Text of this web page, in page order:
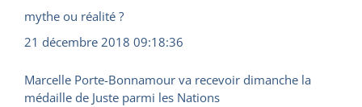
mythe ou réalité ?
21 décembre 2018 09:18:36
Marcelle Porte-Bonnamour va recevoir dimanche la
médaille de Juste parmi les Nations